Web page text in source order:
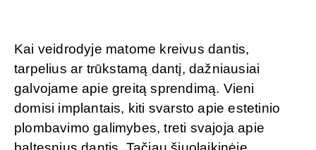
Kai veidrodyje matome kreivus dantis,
tarpelius ar trūkstamą dantį, dažniausiai
galvojame apie greitą sprendimą. Vieni
domisi implantais, kiti svarsto apie estetinio
plombavimo galimybes, treti svajoja apie